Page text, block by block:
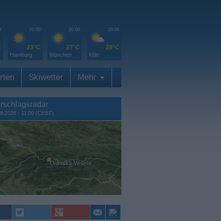
20:00
23°C
Hamburg
20:00
27°C
München
20:00
28°C
Köln
Skiwetter Mehr
- 11:00 (CEST)
Oravska Vesele